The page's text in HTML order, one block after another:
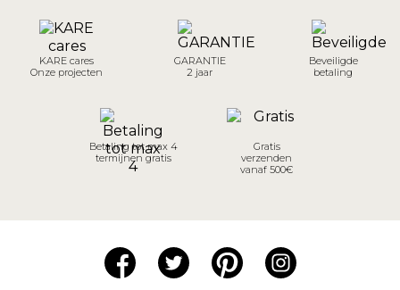
KARE cares
Onze projecten
GARANTIE
2 jaar
Beveiligde
betaling
Betaling tot max 4
termijnen gratis
Gratis
verzenden
vanaf 500€